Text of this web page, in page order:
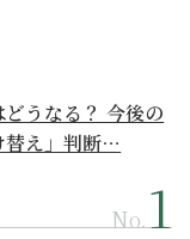
うなる？ 今後の
替え」判断…
No.